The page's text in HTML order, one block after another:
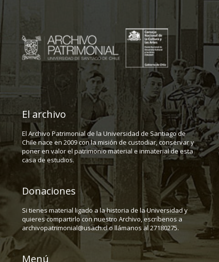
El archivo
El Archivo Patrimonial de la Universidad de Santiago de
Chile nace en 2009 con la misión de custodiar, conservar y
poner en valor el patrimonio material e inmaterial de esta
casa de estudios.
Donaciones
Si tienes material ligado a la historia de la Universidad y
quieres compartirlo con nuestro Archivo, escríbenos a
archivopatrimonial@usach.cl o llámanos al 27180275.
Menú